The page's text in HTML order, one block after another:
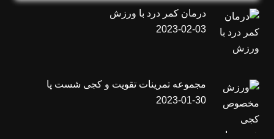
درمان کمر درد با ورزش
2023-02-03
مجموعه تمرینات تقویت و کجی شست پا
2023-01-30